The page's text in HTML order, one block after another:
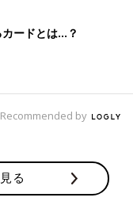
ードとは…？
Recommended by
る